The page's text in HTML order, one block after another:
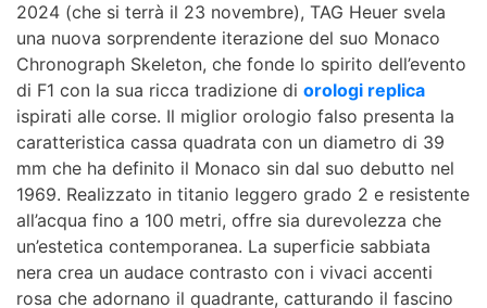
2024 (che si terrà il 23 novembre), TAG Heuer svela
una nuova sorprendente iterazione del suo Monaco
Chronograph Skeleton, che fonde lo spirito dell’evento
di F1 con la sua ricca tradizione di orologi replica
ispirati alle corse. Il miglior orologio falso presenta la
caratteristica cassa quadrata con un diametro di 39
mm che ha definito il Monaco sin dal suo debutto nel
1969. Realizzato in titanio leggero grado 2 e resistente
all’acqua fino a 100 metri, offre sia durevolezza che
un’estetica contemporanea. La superficie sabbiata
nera crea un audace contrasto con i vivaci accenti
rosa che adornano il quadrante, catturando il fascino